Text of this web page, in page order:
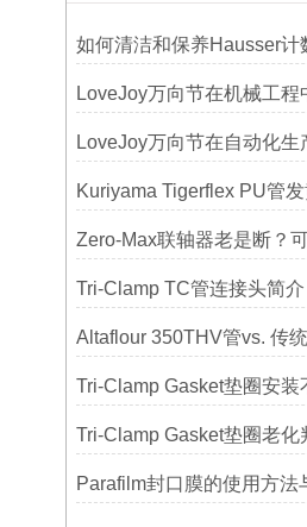
Tri-Clamp TC管连接头简介